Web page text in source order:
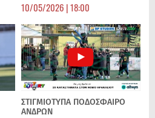
10/05/2026 | 18:00
ΣΤΙΓΜΙΟΤΥΠΑ ΠΟΔΌΣΦΑΙΡΟ
ΑΝΔΡΏΝ